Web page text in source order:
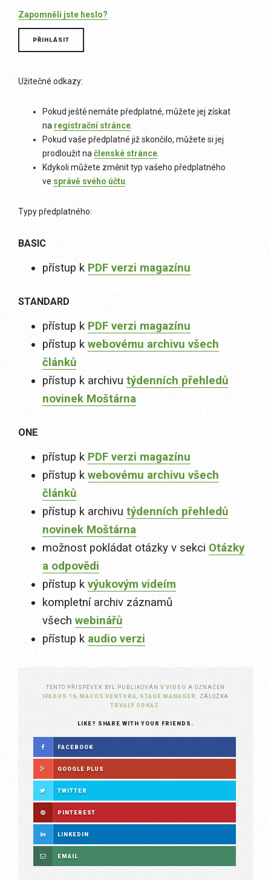
Zapomněli jste heslo?
Užitečné odkazy:
Pokud ještě nemáte předplatné, můžete jej získat
na registrační stránce
Pokud vaše předplatné již skončilo, můžete si jej
prodloužit na členské stránce
Kdykoli můžete změnit typ vašeho předplatného
ve správě svého účtu
Typy předplatného:
BASIC
přístup k PDF verzi magazínu
STANDARD
přístup k PDF verzi magazínu
přístup k webovému archivu všech
článků
přístup k archivu týdenních přehledů
novinek Moštárna
ONE
přístup k PDF verzi magazínu
přístup k webovému archivu všech
článků
přístup k archivu týdenních přehledů
novinek Moštárna
možnost pokládat otázky v sekci Otázky
a odpovědi
přístup k výukovým videím
kompletní archiv záznamů
všech webinářů
přístup k audio verzi
TENTO PŘÍSPĚVEK BYL PUBLIKOVÁN VVIDEO A OZNAČEN
IPADOS 16 MACOS VENTURA STAGE MANAGER
. ZÁLOŽKA
TRVALÝ ODKAZ
LIKE? SHARE WITH YOUR FRIENDS.
FACEBOOK
GOOGLE PLUS
TWITTER
PINTEREST
LINKEDIN
EMAIL